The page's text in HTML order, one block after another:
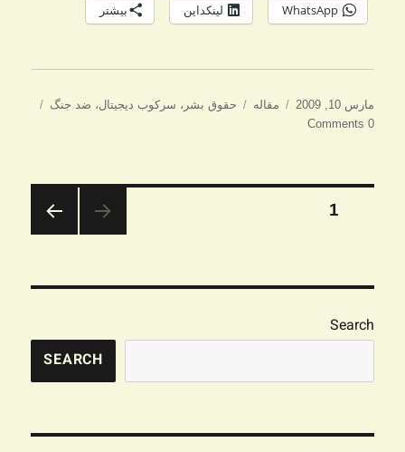
WhatsApp لینکداین بیشتر
ارسال
شده
مارس 10, 2009 دسته‌ها
مقاله برچسب‌ها
حقوق بشر ، سرکوب دیجیتال، ضد جنگ
0 Comments
صفحه‌بندی
1
Search
SEARCH